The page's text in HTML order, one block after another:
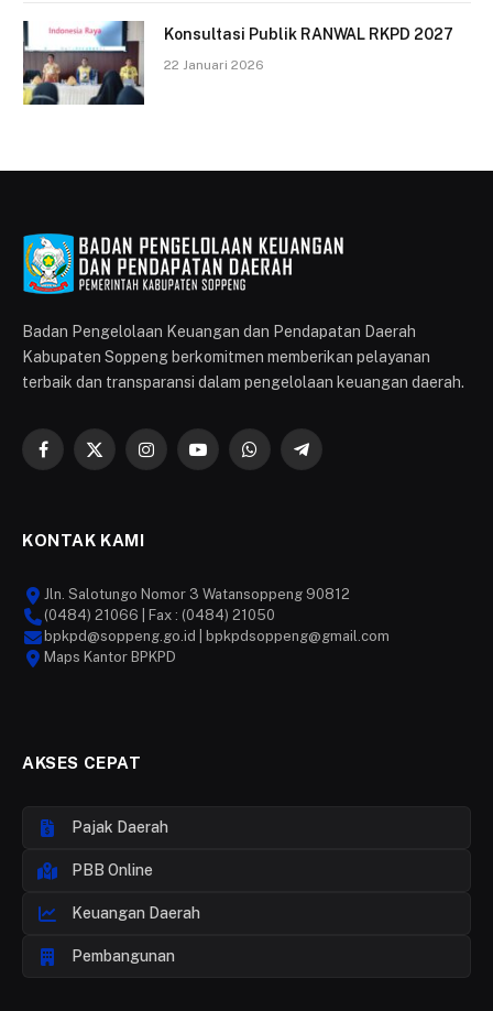
Konsultasi Publik RANWAL RKPD 2027
22 Januari 2026
Badan Pengelolaan Keuangan dan Pendapatan Daerah
Kabupaten Soppeng berkomitmen memberikan pelayanan
terbaik dan transparansi dalam pengelolaan keuangan daerah.
Facebook
X
InstagramYouTubeWhatsAppTelegram
KONTAK KAMI
Jln. Salotungo Nomor 3 Watansoppeng 90812
(0484) 21066 | Fax : (0484) 21050
bpkpd@soppeng.go.id | bpkpdsoppeng@gmail.com
Maps Kantor BPKPD
AKSES CEPAT
Pajak Daerah
PBB Online
Keuangan Daerah
Pembangunan